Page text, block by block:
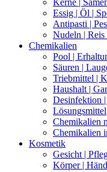
Kerne |
Essig | Öl |
Antipasti |
Nudeln |
Chemikalien
Pool |
Säuren |
Triebmittel |
Haushalt |
Desinfektion
Lösungsmittel
Chemikalien
Chemikalien
Kosmetik
Gesicht |
Körper |